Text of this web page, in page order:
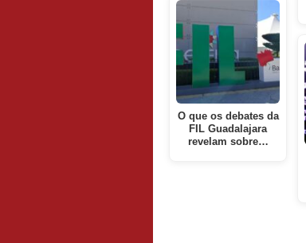
O que os debates da
FIL Guadalajara
revelam sobre…